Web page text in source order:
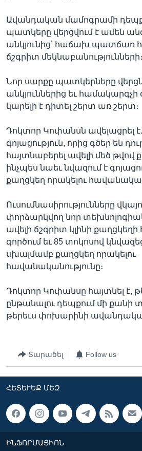
Ավանդական մամոգրամի
պատկերը վերցվում է ամեն
անկյունից՝ հաճախ պատճառ
ճշգրիտ մեկնաբանությունների։
Նոր սարքը պատկերները
անկյուններից եւ համակարգչի
կարելի է դիտել շերտ առ շերտ։
Դոկտոր Կոփանսն ավելացրել է.
գոյացություն, որից գծեր են
հայտնաբերել ավելի մեծ թվով
ինչպես նաեւ նվազում է
քաղցկեղ որակելու
Ուսումնասիրությունները
փորձարկվող նոր
ավելի ճշգրիտ կլինի
գործում եւ 85 տոկոսով
սխալմամբ քաղցկեղ որակելու
հավանականությունը։
Դոկտոր Կոփանսը հայտնել է,
ընթանալու դեպքում մի քանի
թերեւս փոխարինի
Տարածել Follow us
ՀԵՏԵՒԵՔ ՄԵԶ
ԻՆՖՈՐՄԱՑԻՈՆ